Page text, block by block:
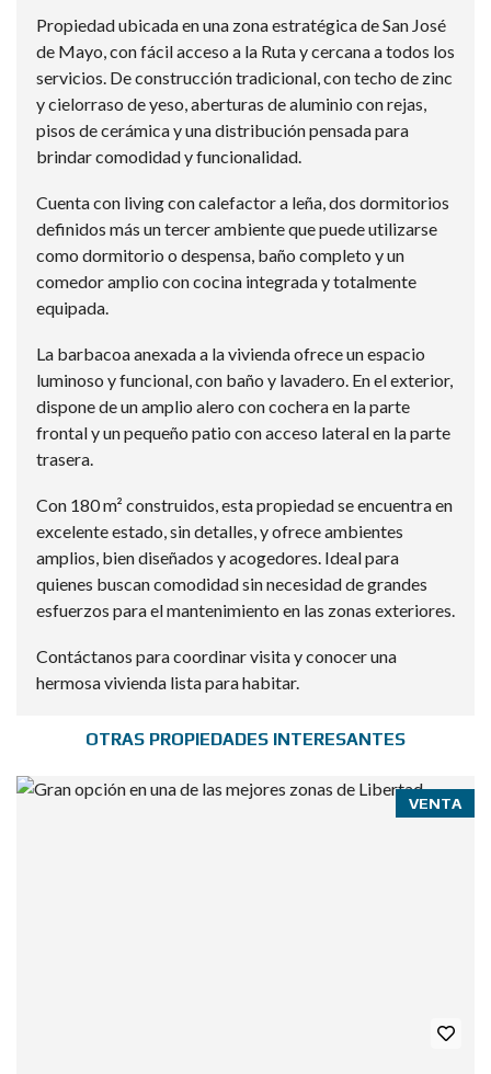
Propiedad ubicada en una zona estratégica de San José
de Mayo, con fácil acceso a la Ruta y cercana a todos los
servicios. De construcción tradicional, con techo de zinc
y cielorraso de yeso, aberturas de aluminio con rejas,
pisos de cerámica y una distribución pensada para
brindar comodidad y funcionalidad.
Cuenta con living con calefactor a leña, dos dormitorios
definidos más un tercer ambiente que puede utilizarse
como dormitorio o despensa, baño completo y un
comedor amplio con cocina integrada y totalmente
equipada.
La barbacoa anexada a la vivienda ofrece un espacio
luminoso y funcional, con baño y lavadero. En el exterior,
dispone de un amplio alero con cochera en la parte
frontal y un pequeño patio con acceso lateral en la parte
trasera.
Con 180 m² construidos, esta propiedad se encuentra en
excelente estado, sin detalles, y ofrece ambientes
amplios, bien diseñados y acogedores. Ideal para
quienes buscan comodidad sin necesidad de grandes
esfuerzos para el mantenimiento en las zonas exteriores.
Contáctanos para coordinar visita y conocer una
hermosa vivienda lista para habitar.
OTRAS PROPIEDADES INTERESANTES
VENTA